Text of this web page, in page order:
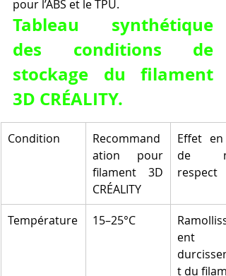
pour l’ABS et le TPU.
Tableau synthétique
des conditions de
stockage du filament
3D CRÉALITY.
Condition
Recommand
ation pour
filament 3D
CRÉALITY
Effet en
de
respect
Température 15–25°C
ent
t du